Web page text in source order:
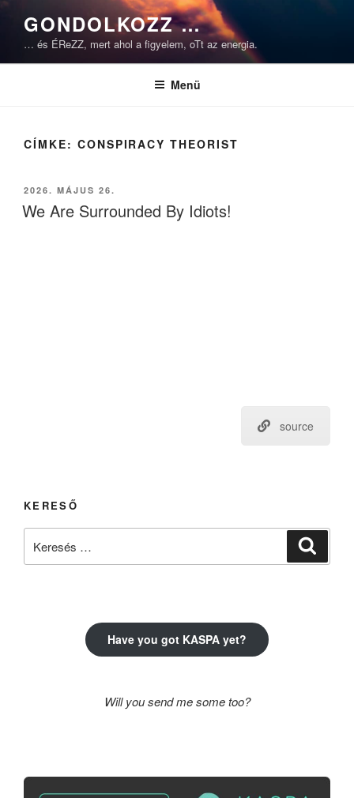
Tartalomhoz
GONDOLKOZZ …
… és ÉReZZ, mert ahol a figyelem, oTt az energia.
Menü
CÍMKE: CONSPIRACY THEORIST
BEKÜLDVE:
2026. MÁJUS 26.
We Are Surrounded By Idiots!
source
KERESŐ
Have you got KASPA yet?
Will you send me some too?